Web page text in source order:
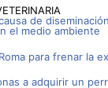
de
el medio ambiente
para frenar la
a adquirir un